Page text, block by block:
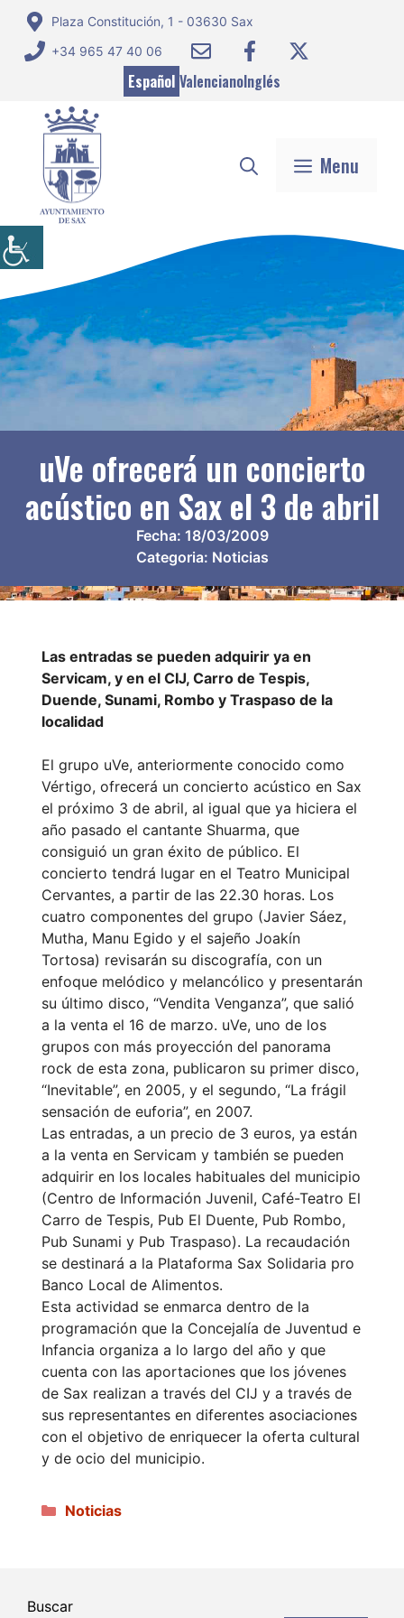
Saltar
contenido
Plaza Constitución, 1 - 03630 Sax
+34 965 47 40 06
Español ValencianoInglés
Menu
uVe ofrecerá un concierto
acústico en Sax el 3 de abril
Fecha: 18/03/2009
Categoria: Noticias
Las entradas se pueden adquirir ya en
Servicam, y en el CIJ, Carro de Tespis,
Duende, Sunami, Rombo y Traspaso de la
localidad
El grupo uVe, anteriormente conocido como
Vértigo, ofrecerá un concierto acústico en Sax
el próximo 3 de abril, al igual que ya hiciera el
año pasado el cantante Shuarma, que
consiguió un gran éxito de público. El
concierto tendrá lugar en el Teatro Municipal
Cervantes, a partir de las 22.30 horas. Los
cuatro componentes del grupo (Javier Sáez,
Mutha, Manu Egido y el sajeño Joakín
Tortosa) revisarán su discografía, con un
enfoque melódico y melancólico y presentarán
su último disco, “Vendita Venganza”, que salió
a la venta el 16 de marzo. uVe, uno de los
grupos con más proyección del panorama
rock de esta zona, publicaron su primer disco,
“Inevitable”, en 2005, y el segundo, “La frágil
sensación de euforia”, en 2007.
Las entradas, a un precio de 3 euros, ya están
a la venta en Servicam y también se pueden
adquirir en los locales habituales del municipio
(Centro de Información Juvenil, Café-Teatro El
Carro de Tespis, Pub El Duente, Pub Rombo,
Pub Sunami y Pub Traspaso). La recaudación
se destinará a la Plataforma Sax Solidaria pro
Banco Local de Alimentos.
Esta actividad se enmarca dentro de la
programación que la Concejalía de Juventud e
Infancia organiza a lo largo del año y que
cuenta con las aportaciones que los jóvenes
de Sax realizan a través del CIJ y a través de
sus representantes en diferentes asociaciones
con el objetivo de enriquecer la oferta cultural
y de ocio del municipio.
Categorías
Noticias
Buscar